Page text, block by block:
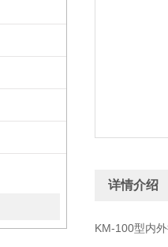
详情介绍
KM-100型内